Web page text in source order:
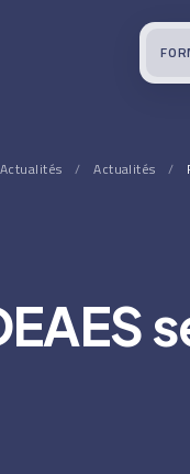
Actualités / Actualités /